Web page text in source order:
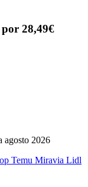
28,49€
agosto 2026
Temu Miravia Lidl